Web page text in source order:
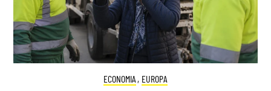
ECONOMIA , EUROPA